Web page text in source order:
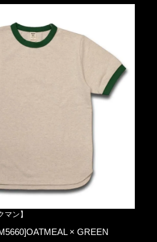
ン】
× GREEN